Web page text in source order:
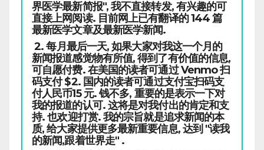
界医学最新简报", 我不直接转发, 有兴趣的可
直接上网阅读. 目前网上已有翻译的 144 篇
最新医学文章及最新医学新闻.
2. 每月最后一天, 如果大家对我这一个月的
新闻报道感觉物有所值, 得到了有价值的信息,
可自愿付费. 在美国的读者可通过 Venmo 扫
码支付 $2. 国内的读者可通过支付宝扫码支
付人民币15 元. 钱不多, 重要的是表示一下对
我的报道的认可. 这将是对我付出的肯定和支
持. 也欢迎打赏. 我的宗旨就是追求新闻的本
质, 给大家提供更多最新重要信息, 达到 "读我
的新闻,跟着世界走" .